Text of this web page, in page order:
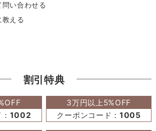
い合わせる
える
割引特典
1002
3万円以上5%OFF
クーポンコード：1005